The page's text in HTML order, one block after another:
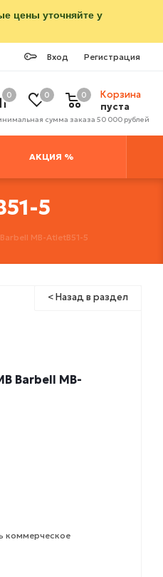
цены уточняйте у
Вход Регистрация
0 0
Корзина
пуста
0
сумма заказа 50 000 рублей
АКЦИЯ %
5
MB-AtletB51-5
< Назад в раздел
Barbell MB-
коммерческое